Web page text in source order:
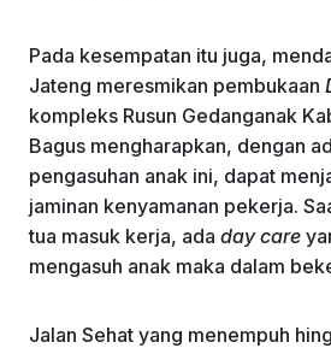
Pada kesempatan itu juga,
Jateng meresmikan pembukaan
kompleks Rusun Gedanganak
Bagus mengharapkan, dengan
pengasuhan anak ini, dapat
jaminan kenyamanan pekerja.
tua masuk kerja, ada day care
mengasuh anak maka dalam
Jalan Sehat yang menempuh